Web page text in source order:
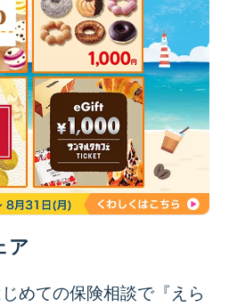
ア
めての保険相談で『えら